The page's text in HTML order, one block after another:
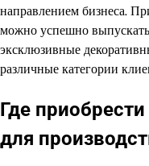
направлением бизнеса.
можно успешно
эксклюзивные
различные категории
Где
для